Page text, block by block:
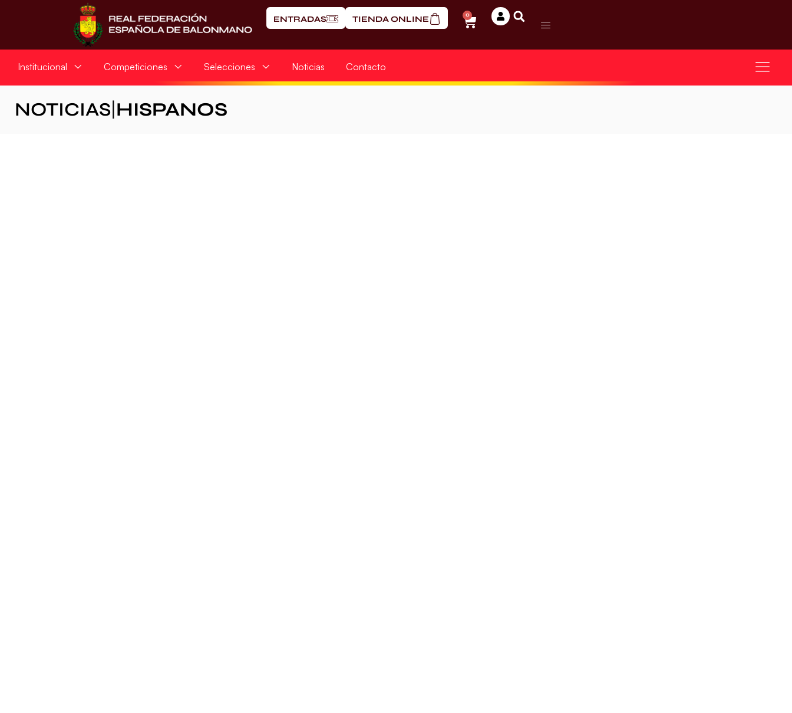
ENTRADAS TIENDA ONLINE 0
Institucional Competiciones Selecciones Noticias Contacto
NOTICIAS HISPANOS